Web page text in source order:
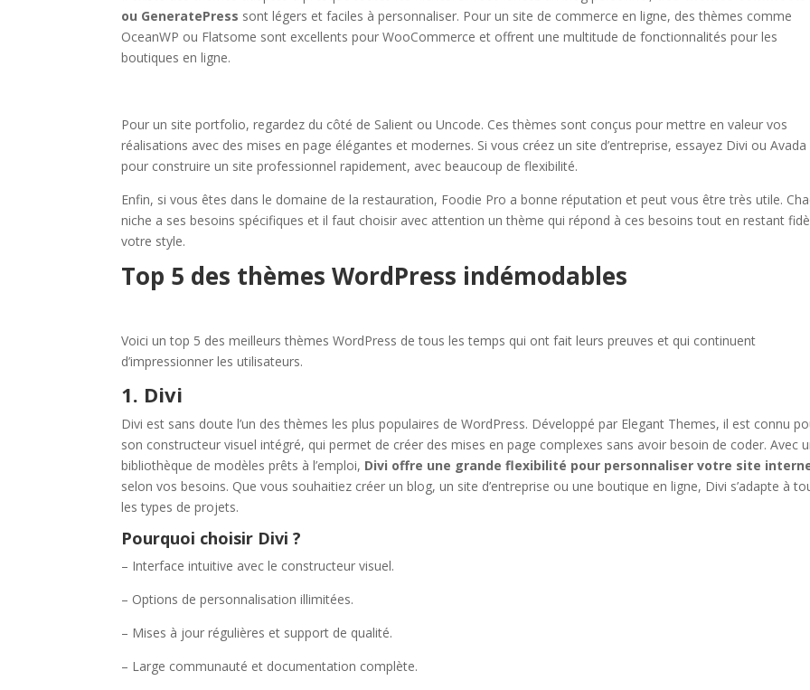
ou GeneratePress sont légers et faciles à personnaliser. Pour un site de commerce en ligne, des thèmes comme
OceanWP ou Flatsome sont excellents pour WooCommerce et offrent une multitude de fonctionnalités pour les
boutiques en ligne.
Pour un site portfolio, regardez du côté de Salient ou Uncode. Ces thèmes sont conçus pour mettre en valeur vos
réalisations avec des mises en page élégantes et modernes. Si vous créez un site d’entreprise, essayez Divi ou Avada
pour construire un site professionnel rapidement, avec beaucoup de flexibilité.
Enfin, si vous êtes dans le domaine de la restauration, Foodie Pro a bonne réputation et peut vous être très utile.
niche a ses besoins spécifiques et il faut choisir avec attention un thème qui répond à ces besoins tout en restant
votre style.
Top 5 des thèmes WordPress indémodables
Voici un top 5 des meilleurs thèmes WordPress de tous les temps qui ont fait leurs preuves et qui continuent
d’impressionner les utilisateurs.
1. Divi
Divi est sans doute l’un des thèmes les plus populaires de WordPress. Développé par Elegant Themes, il est connu
son constructeur visuel intégré, qui permet de créer des mises en page complexes sans avoir besoin de coder. Avec
bibliothèque de modèles prêts à l’emploi, Divi offre une grande flexibilité pour personnaliser votre site
selon vos besoins. Que vous souhaitiez créer un blog, un site d’entreprise ou une boutique en ligne, Divi s’adapte à
les types de projets.
Pourquoi choisir Divi ?
– Interface intuitive avec le constructeur visuel.
– Options de personnalisation illimitées.
– Mises à jour régulières et support de qualité.
– Large communauté et documentation complète.